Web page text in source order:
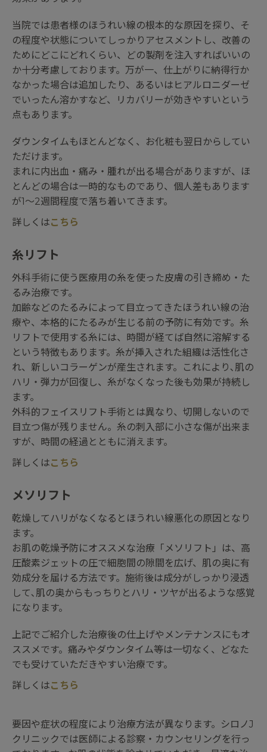
当院では患者様のほうれい線の根本的な原因を探り、そ
の程度や状態についてしっかりアセスメントし、改善の
ためにどこにどれくらい、どの製剤を注入すればいいの
か十分考慮しております。万が一、仕上がりに納得行か
なかった場合は追加したり、あるいはヒアルロニダーゼ
でいったん溶かすなど、リカバリーが効きやすいという
点もあります。
ダウンタイムもほとんどなく、お化粧も翌日からしてい
ただけます。
まれに内出血・痛み・腫れが出る場合がありますが、ほ
とんどの場合は一時的なものであり、個人差もあります
が1～2週間程度で落ち着いてきます。
詳しくはこちら
糸リフト
外科手術に使う医療用の糸を使った皮膚の引き締め・た
るみ治療です。
加齢などのたるみによって目立ってきたほうれい線の治
療や、本格的にたるみが生じる前の予防に有効です。糸
リフトで使用する糸には、時間が経てば自然に溶解する
という特徴もあります。糸が挿入された組織は活性化さ
れ、新しいコラーゲンが産生されます。これにより､肌の
ハリ・弾力が回復し、糸がなくなった後も効果が持続し
ます。
外科的フェイスリフト手術とは異なり、切開しないので
目立つ傷が残りません。糸の刺入部に小さな傷が出来ま
すが、時間の経過とともに消えます。
詳しくはこちら
メソリフト
乾燥してハリがなくなるとほうれい線悪化の原因となり
ます。
お肌の乾燥予防にオススメな治療「メソリフト」は、高
圧酸素ジェットの圧で細胞間の隙間を広げ、肌の奥に有
効成分を届ける方法です。施術後は成分がしっかり浸透
して､肌の奥からもっちりとハリ・ツヤが出るような感覚
になります。
上記でご紹介した治療後の仕上げやメンテナンスにもオ
ススメです。痛みやダウンタイム等は一切なく、どなた
でも受けていただきやすい治療です。
詳しくはこちら
要因や症状の程度により治療方法が異なります。シロノJ
クリニックでは医師による診察・カウンセリングを行っ